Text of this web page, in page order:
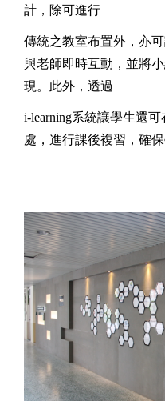
計，除可進行
傳統之教室布置外，亦
與老師即時互動，並將
現。此外，透過
i-learning系統讓學生還
處，進行課後複習，確保